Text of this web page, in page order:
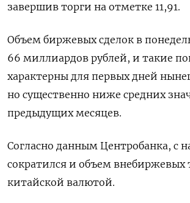
завершив торги на отметке 11,91.
Объем биржевых сделок в
66 миллиардов рублей, и такие
характерны для первых дней
но существенно ниже средних
предыдущих месяцев.
Согласно данным Центробанка, с
сократился и объем внебиржевых
китайской валютой.